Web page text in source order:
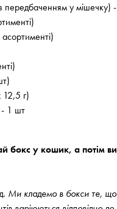
у мішечку)
г)
- 1 шт
у кошик, а потім
кладемо в бокси те, що